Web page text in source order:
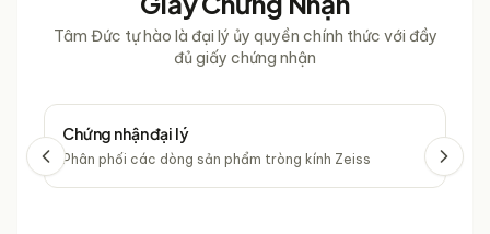
Tâm Đức tự hào là đại lý ủy quyền chính thức với đầy
đủ giấy chứng nhận
Chứng nhận đại lý
Phân phối các dòng sản phẩm tròng kính Zeiss